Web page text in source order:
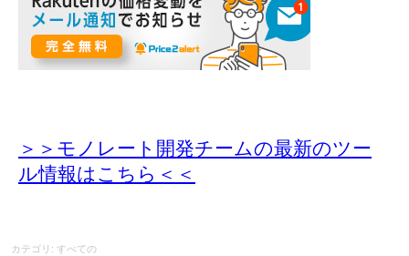
＞＞モノレート開発チームの最新のツー
ル情報はこちら＜＜
カテゴリ: すべての